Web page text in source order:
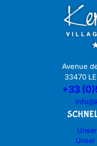
Avenue
33470
+33